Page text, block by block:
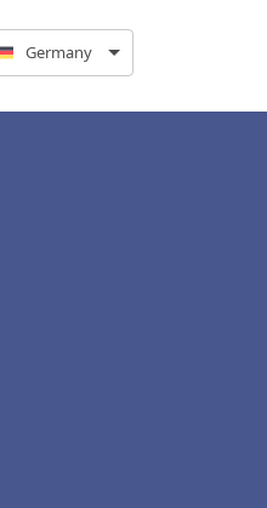
Germany